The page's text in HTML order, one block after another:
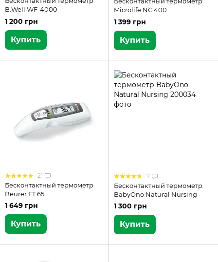
B.Well WF-4000
1 200 грн
Купить
Microlife NC 400
1 399 грн
Купить
21
Бесконтактный термометр
Beurer FT 65
1 649 грн
Купить
7
Бесконтактный термометр
BabyOno Natural Nursing
1 300 грн
Купить